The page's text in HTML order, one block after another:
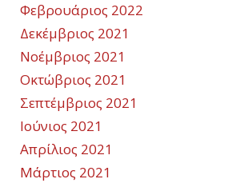
Φεβρουάριος 2022
Δεκέμβριος 2021
Νοέμβριος 2021
Οκτώβριος 2021
Σεπτέμβριος 2021
Ιούνιος 2021
Απρίλιος 2021
Μάρτιος 2021